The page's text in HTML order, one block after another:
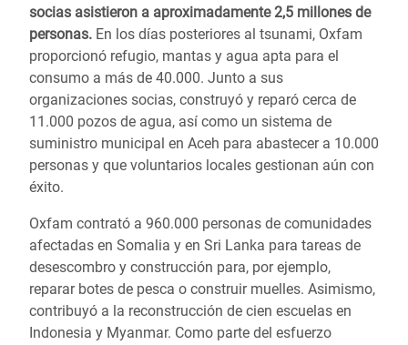
socias asistieron a aproximadamente 2,5 millones de
personas. En los días posteriores al tsunami, Oxfam
proporcionó refugio, mantas y agua apta para el
consumo a más de 40.000. Junto a sus
organizaciones socias, construyó y reparó cerca de
11.000 pozos de agua, así como un sistema de
suministro municipal en Aceh para abastecer a 10.000
personas y que voluntarios locales gestionan aún con
éxito.
Oxfam contrató a 960.000 personas de comunidades
afectadas en Somalia y en Sri Lanka para tareas de
desescombro y construcción para, por ejemplo,
reparar botes de pesca o construir muelles. Asimismo,
contribuyó a la reconstrucción de cien escuelas en
Indonesia y Myanmar. Como parte del esfuerzo